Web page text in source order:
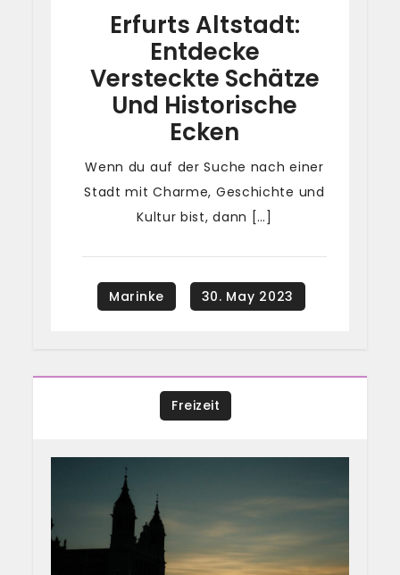
Erfurts Altstadt:
Entdecke
Versteckte Schätze
Und Historische
Ecken
Wenn du auf der Suche nach einer
Stadt mit Charme, Geschichte und
Kultur bist, dann […]
Freizeit